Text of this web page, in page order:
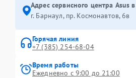
Адрес сервисного центра Asus
г. Барнаул, ​пр. Космонавтов, 6в
Горячая линия
+7 (385) 254-68-04
Время работы
Ежедневно с 9:00 до 21:00